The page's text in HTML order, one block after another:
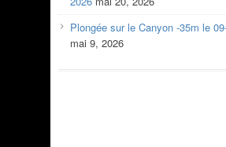
Plongée sur le Canyon -35m le
mai 9, 2026